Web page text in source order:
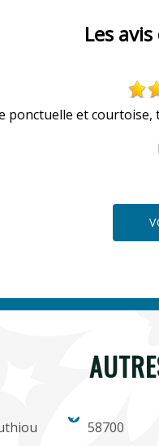
Les
ponctuelle et courtoise,
58700